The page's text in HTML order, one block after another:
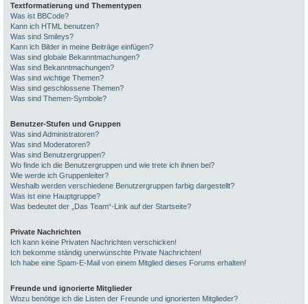
Textformatierung und Thementypen
Was ist BBCode?
Kann ich HTML benutzen?
Was sind Smileys?
Kann ich Bilder in meine Beiträge einfügen?
Was sind globale Bekanntmachungen?
Was sind Bekanntmachungen?
Was sind wichtige Themen?
Was sind geschlossene Themen?
Was sind Themen-Symbole?
Benutzer-Stufen und Gruppen
Was sind Administratoren?
Was sind Moderatoren?
Was sind Benutzergruppen?
Wo finde ich die Benutzergruppen und wie trete ich ihnen bei?
Wie werde ich Gruppenleiter?
Weshalb werden verschiedene Benutzergruppen farbig dargestellt?
Was ist eine Hauptgruppe?
Was bedeutet der „Das Team“-Link auf der Startseite?
Private Nachrichten
Ich kann keine Privaten Nachrichten verschicken!
Ich bekomme ständig unerwünschte Private Nachrichten!
Ich habe eine Spam-E-Mail von einem Mitglied dieses Forums erhalten!
Freunde und ignorierte Mitglieder
Wozu benötige ich die Listen der Freunde und ignorierten Mitglieder?